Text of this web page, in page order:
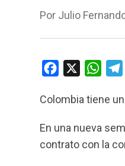
Por Julio
c
b
o
W
a
s
A
l
r
Colombia tiene
En una nueva
contrato con la